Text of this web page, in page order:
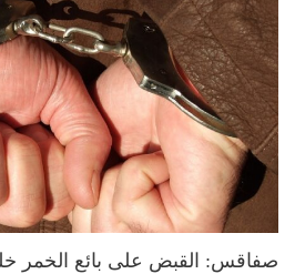
صفاقس: القبض على بائع الخمر